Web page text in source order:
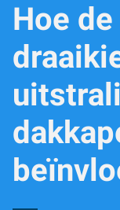
Hoe